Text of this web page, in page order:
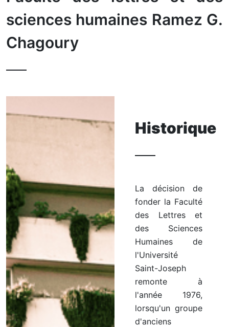
sciences humaines Ramez G.
Chagoury
Historique
La décision de
fonder la Faculté
des Lettres et
des Sciences
Humaines de
l'Université
Saint-Joseph
remonte à
l'année 1976,
lorsqu'un groupe
d'anciens